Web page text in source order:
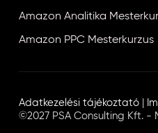
Amazon Analitika
Amazon PPC Mesterkurzus
Adatkezelési tájékoztató
©2027 PSA Consulting Kft.